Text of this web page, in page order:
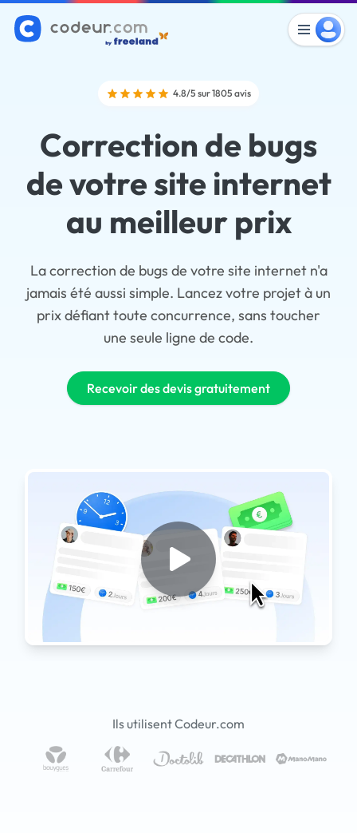
4.8/5 sur 1805 avis
Correction de bugs
de votre site internet
au meilleur prix
La correction de bugs de votre site internet n'a
jamais été aussi simple. Lancez votre projet à un
prix défiant toute concurrence, sans toucher
une seule ligne de code.
Recevoir des devis gratuitement
Ils utilisent Codeur.com